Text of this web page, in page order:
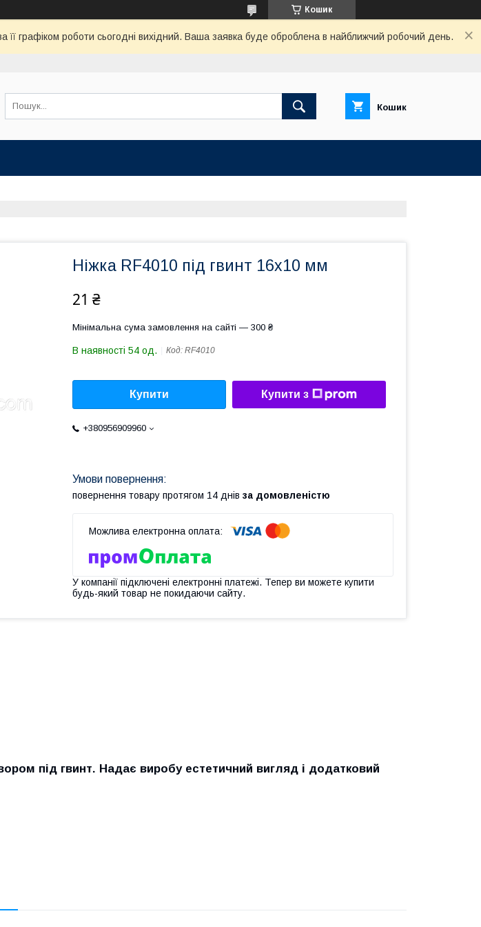
Кошик
графіком роботи сьогодні вихідний. Ваша заявка буде оброблена в найближчий робочий день.
Кошик
Ніжка RF4010 під гвинт 16х10 мм
21 ₴
Мінімальна сума замовлення на сайті — 300 ₴
В наявності 54 од. Код: RF4010
Купити Купити з
+380956909960
повернення товару протягом 14 днів за домовленістю
У компанії підключені електронні платежі. Тепер ви можете купити
будь-який товар не покидаючи сайту.
під гвинт. Надає виробу естетичний вигляд і додатковий